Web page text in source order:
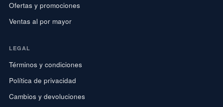
Ofertas y promociones
Ventas al por mayor
LEGAL
Términos y condiciones
Política de privacidad
Cambios y devoluciones